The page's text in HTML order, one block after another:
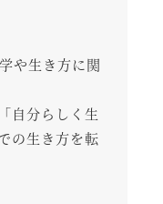
や生き方に関
自分らしく生
の生き方を転